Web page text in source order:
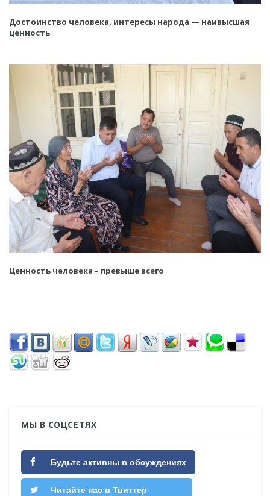
Достоинство человека, интересы народа — наивысшая
ценность
Ценность человека – превыше всего
МЫ В СОЦСЕТЯХ
Будьте активны в обсуждениях
Читайте нас в Твиттер